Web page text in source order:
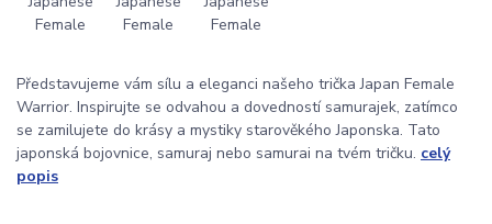
Představujeme vám sílu a eleganci našeho trička Japan Female
Warrior. Inspirujte se odvahou a dovedností samurajek, zatímco
se zamilujete do krásy a mystiky starověkého Japonska. Tato
japonská bojovnice, samuraj nebo samurai na tvém tričku. celý
popis